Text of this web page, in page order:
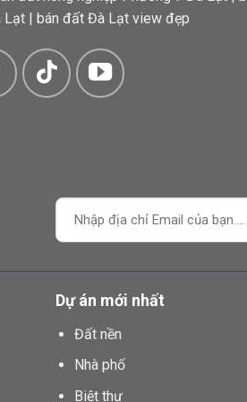
Lạt | bán đất Đà Lạt view đẹp
Dự án mới nhất
Đất nền
Nhà phố
Biệt thự